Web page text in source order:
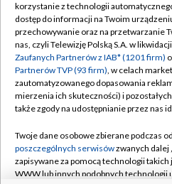
Abonament TVP
Emisja w TVP
Centrum informacji TVP
Naziemna Telewizja Cyfrowa
Rada Programowa
System NOS
Polityka
Moje
korzystanie z technologii
dostęp do informacji na Twoim
przechowywanie oraz na przetwarzanie
nas, czyli Telewizję Polską S.A. w
Zaufanych Partnerów z IAB* (1201 firm)
Partnerów TVP (93 firm), w celach
zautomatyzowanego dopasowania
mierzenia ich skuteczności) i
także zgody na udostępnianie przez nas
Twoje dane osobowe zbierane podczas
poszczególnych serwisówzwanych dalej
zapisywane za pomocą technologii
WWW lub innych podobnych technologii